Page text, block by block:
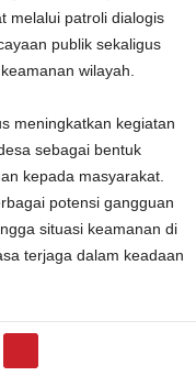
melalui patroli dialogis
publik sekaligus
wilayah.
meningkatkan kegiatan
sebagai bentuk
kepada masyarakat.
potensi gangguan
situasi keamanan di
terjaga dalam keadaan